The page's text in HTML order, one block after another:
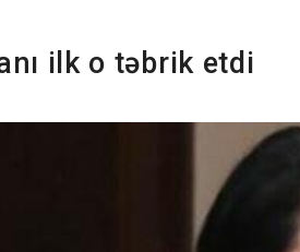
ilk o təbrik etdi